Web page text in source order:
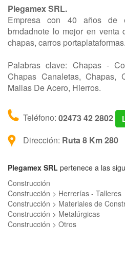
Plegamex SRL.
Empresa con 40 años de
brndadnote lo mejor en venta
chapas, carros portaplataformas.
Palabras clave: Chapas -
Chapas Canaletas, Chapas,
Mallas De Acero, Hierros.
Teléfono: 02473 42 2802
Dirección: Ruta 8 Km 280
Plegamex SRL pertenece a las
Construcción
Construcción > Herrerías - Talleres
Construcción > Materiales de
Construcción > Metalúrgicas
Construcción > Otros